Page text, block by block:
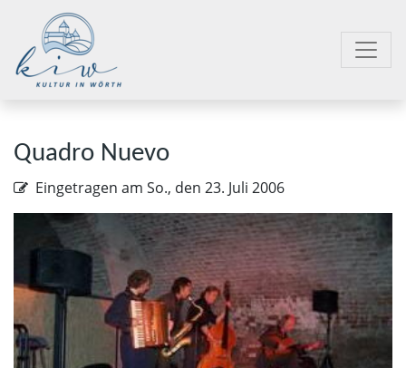
Quadro Nuevo
Eingetragen am So., den 23. Juli 2006